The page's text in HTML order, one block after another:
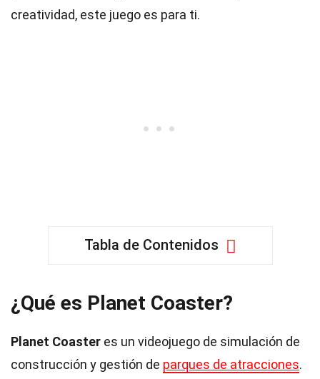
creatividad, este juego es para ti.
Tabla de Contenidos
¿Qué es Planet Coaster?
Planet Coaster es un videojuego de simulación de
construcción y gestión de parques de atracciones.